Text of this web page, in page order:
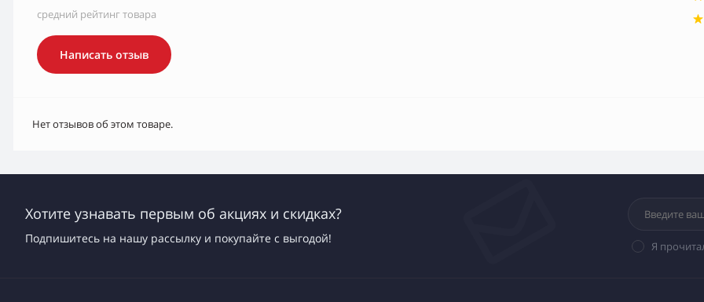
средний рейтинг товара
Написать отзыв
Нет отзывов об этом товаре.
Хотите узнавать первым об акциях и скидках?
Подпишитесь на нашу рассылку и покупайте с выгодой!
Я